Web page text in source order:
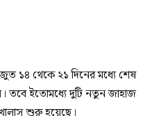
১৪ থেকে ২১ দিনের মধ্যে শেষ
তবে ইতোমধ্যে দুটি নতুন জাহাজ